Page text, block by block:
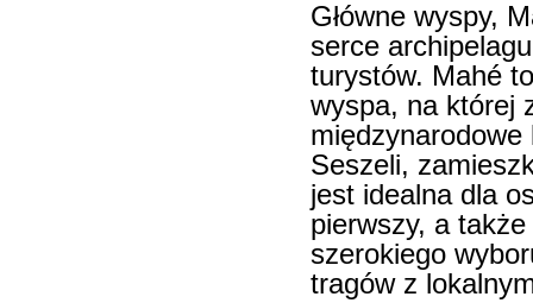
Główne wyspy,
serce
turystów. Mahé
wyspa, na której
Seszeli,
jest idealna dla
pierwszy, a
szerokiego
tragów z